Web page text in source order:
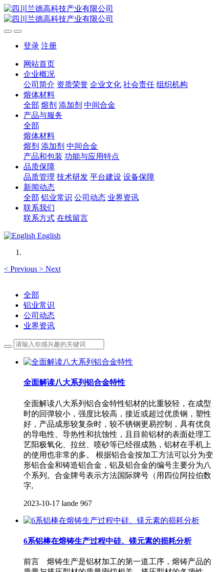
登录 注册
网站首页
企业概况
公司简介 资质荣誉 企业文化 社会责任 组织机构
熔体材料
全部 熔剂 添加剂 中间合金
产品与服务
全部
熔体材料
熔剂 添加剂 中间合金
产品和包装 功能与应用特点
品质保障
品质管理 技术研发 平台建设 设备保障
新闻动态
全部 铝业常识 公司动态 业界资讯
联系我们
联系方式 在线留言
English
< Previous > Next
全部
铝业常识
公司动态
业界资讯
全面解读八大系列铝合金特性
全面解读八大系列铝合金特性铝材的比重较轻，在成型
时的回弹较小，强度比较高，接近或超过优质钢，塑性
好，产品成形较复杂时，较不锈钢更易控制，具有优良
的导电性、导热性和抗蚀性，且目前铝材的表面处理工
艺阳极氧化、拉丝、喷砂等已经很成熟，铝材在手机上
的使用也非常的多。 根据铝合金按加工方法可以分为变
形铝合金和铸造铝合金，铝及铝合金的编号主要分为八
个系列。合金牌号表示方法国际牌号（用四位阿拉伯数
字,
2023-10-17 lande 967
6系铝棒在熔铸生产过程中硅、镁元素的损耗分析
前言 熔铸生产是铝材加工的第一道工序，熔铸产品的